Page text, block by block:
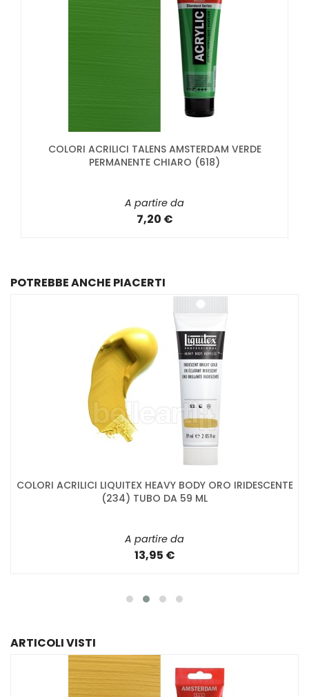
COLORI ACRILICI TALENS AMSTERDAM VERDE
PERMANENTE CHIARO (618)
A partire da
7,20 €
POTREBBE ANCHE PIACERTI
COLORI ACRILICI LIQUITEX HEAVY BODY ORO IRIDESCENTE
(234) TUBO DA 59 ML
A partire da
13,95 €
ARTICOLI VISTI